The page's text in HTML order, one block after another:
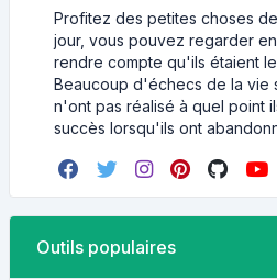
Profitez des petites choses
jour, vous pouvez regarder
rendre compte qu'ils étaient
Beaucoup d'échecs de la vie
n'ont pas réalisé à quel point
succès lorsqu'ils ont
Outils populaires